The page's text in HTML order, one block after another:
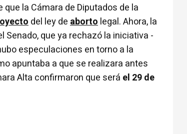
la Cámara de Diputados de la
del ley deabortolegal. Ahora, la
que ya rechazó la iniciativa -
especulaciones en torno a la
apuntaba a que se realizara antes
Alta confirmaron que será el 29 de